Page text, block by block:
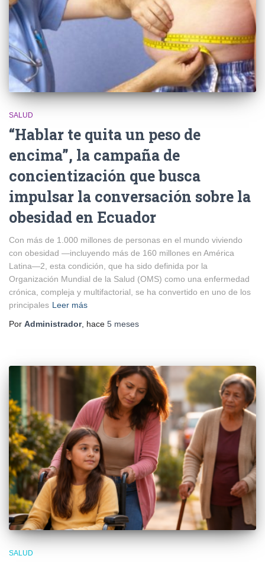
SALUD
“Hablar te quita un peso de
encima”, la campaña de
concientización que busca
impulsar la conversación sobre la
obesidad en Ecuador
Con más de 1.000 millones de personas en el mundo viviendo
con obesidad —incluyendo más de 160 millones en América
Latina—2, esta condición, que ha sido definida por la
Organización Mundial de la Salud (OMS) como una enfermedad
crónica, compleja y multifactorial, se ha convertido en uno de los
principales Leer más
Por Administrador, hace 5 meses
SALUD